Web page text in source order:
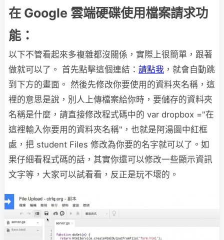
在 Google 雲端硬碟使用檔案請求功
能：
以下不管看起來多複雜都沒關係，實際上很簡單，跟著
做就可以了。 首先點擊這個連結： 請點我 ，就會自動跳
到下方的畫面。 然後先修改你要使用的資料夾名稱，這
裡的意思是說，別人上傳檔案給你時，要儲存的資料夾
名稱是什麼，請直接修改程式碼中的 var dropbox ="在
這裡輸入你要用的資料夾名稱"，也就是阿湯圖中紅框
處，把 student Files 修改為你要的名字就可以了。如
果仔細看程式碼的話，其實你還可以修改一些顯示資訊
文字等，大家可以試看看，反正是玩不壞的。